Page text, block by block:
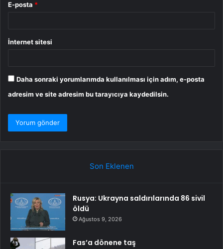
E-posta *
İnternet sitesi
Daha sonraki yorumlarımda kullanılması için adım, e-posta
adresim ve site adresim bu tarayıcıya kaydedilsin.
Son Eklenen
Rusya: Ukrayna saldırılarında 86 sivil
öldü
Ağustos 9, 2026
Fas’a dönene taş